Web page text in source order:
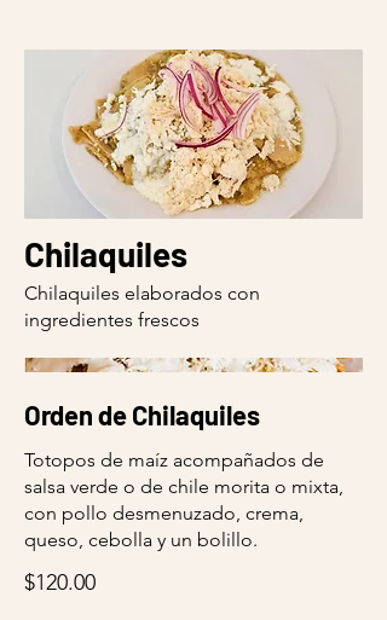
Chilaquiles
Chilaquiles elaborados con
ingredientes frescos
Orden de Chilaquiles
Totopos de maíz acompañados de
salsa verde o de chile morita o mixta,
con pollo desmenuzado, crema,
queso, cebolla y un bolillo.
$120.00